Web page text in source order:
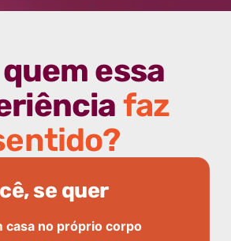
essa
faz
se quer
casa no próprio corpo